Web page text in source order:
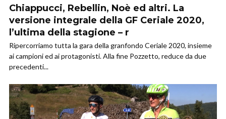
Chiappucci, Rebellin, Noè ed altri. La
versione integrale della GF Ceriale 2020,
l’ultima della stagione – r
Ripercorriamo tutta la gara della granfondo Ceriale 2020, insieme
ai campioni ed ai protagonisti. Alla fine Pozzetto, reduce da due
precedenti...